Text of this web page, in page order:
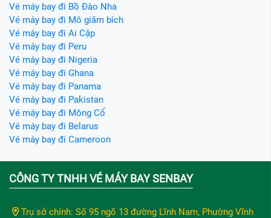
Vé máy bay đi Bồ Đào Nha
Vé máy bay đi Mô giăm bích
Vé máy bay đi Ai Cập
Vé máy bay đi Peru
Vé máy bay đi Nigeria
Vé máy bay đi Ghana
Vé máy bay đi Panama
Vé máy bay đi Pakistan
Vé máy bay đi Mông Cổ
Vé máy bay đi Belarus
Vé máy bay đi Cameroon
CÔNG TY TNHH VÉ MÁY BAY SENBAY
Trụ sở chính: Số 95 ngõ 13 đường Lĩnh Nam, Phường Vĩnh